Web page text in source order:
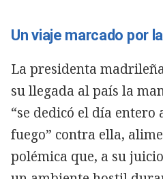
Un viaje marcado por
La presidenta
su llegada al país la
“se dedicó el día
fuego” contra ella,
polémica que, a su